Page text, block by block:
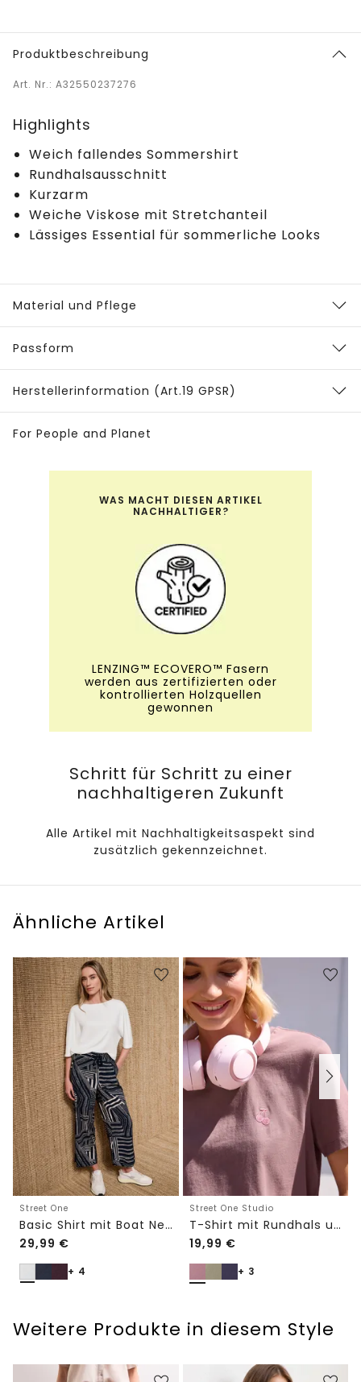
Produktbeschreibung
Art. Nr.: A32550237276
Highlights
Weich fallendes Sommershirt
Rundhalsausschnitt
Kurzarm
Weiche Viskose mit Stretchanteil
Lässiges Essential für sommerliche Looks
Material und Pflege
Passform
Herstellerinformation (Art.19 GPSR)
For People and Planet
WAS MACHT DIESEN ARTIKEL
NACHHALTIGER?
LENZING™ ECOVERO™ Fasern
werden aus zertifizierten oder
kontrollierten Holzquellen
gewonnen
Schritt für Schritt zu einer
nachhaltigeren Zukunft
Alle Artikel mit Nachhaltigkeitsaspekt sind
zusätzlich gekennzeichnet.
Ähnliche Artikel
Street One
Basic Shirt mit Boat Neck und Elastikbund
29,99 €
+ 4
Street One Studio
T-Shirt mit Rundhals und Embroidery-Detail
19,99 €
+ 3
Weitere Produkte in diesem Style